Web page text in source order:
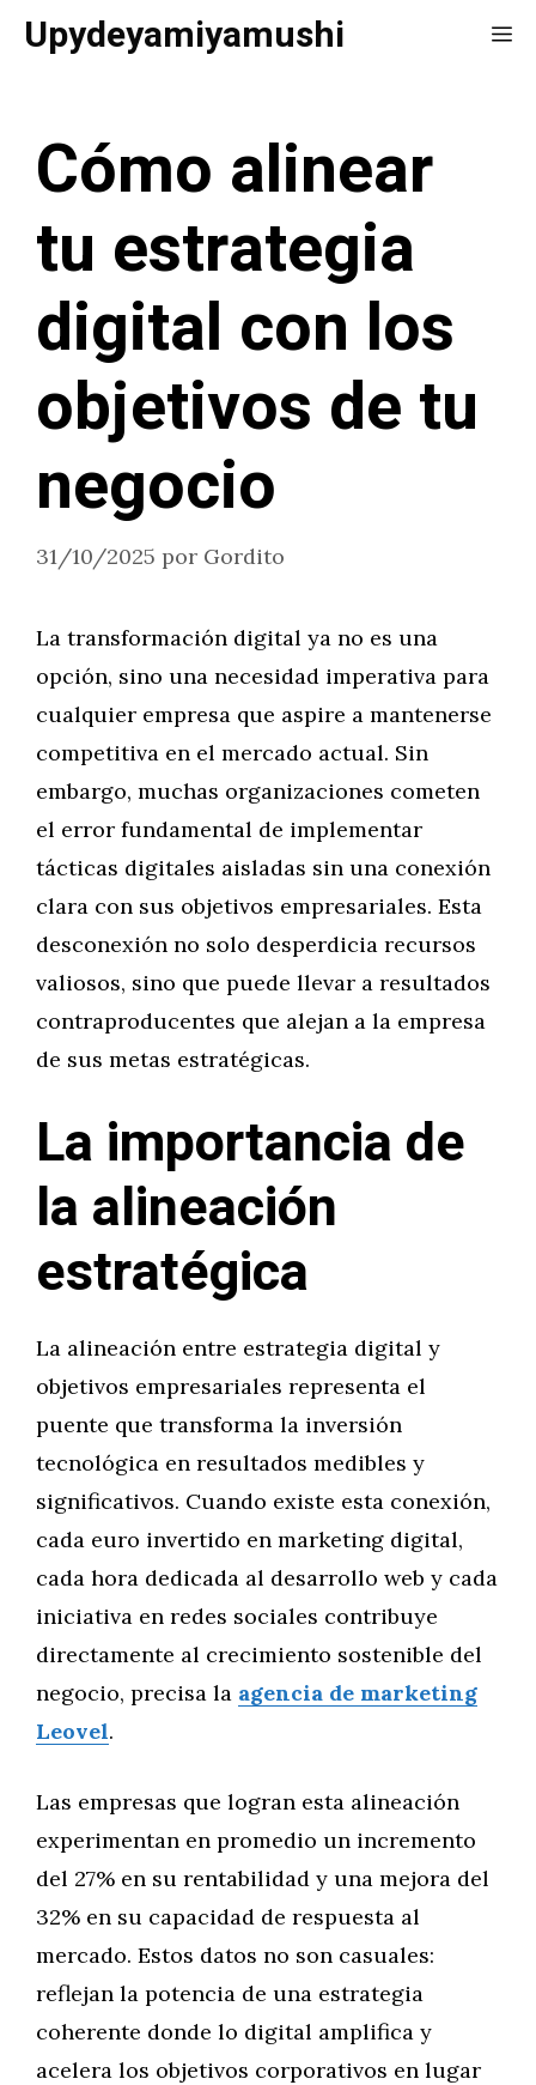
SaltarUpydeyamiyamushi
Cómo alinear
tu estrategia
digital con los
objetivos de tu
negocio
31/10/2025 por Gordito
La transformación digital ya no es una
opción, sino una necesidad imperativa para
cualquier empresa que aspire a mantenerse
competitiva en el mercado actual. Sin
embargo, muchas organizaciones cometen
el error fundamental de implementar
tácticas digitales aisladas sin una conexión
clara con sus objetivos empresariales. Esta
desconexión no solo desperdicia recursos
valiosos, sino que puede llevar a resultados
contraproducentes que alejan a la empresa
de sus metas estratégicas.
La importancia de
la alineación
estratégica
La alineación entre estrategia digital y
objetivos empresariales representa el
puente que transforma la inversión
tecnológica en resultados medibles y
significativos. Cuando existe esta conexión,
cada euro invertido en marketing digital,
cada hora dedicada al desarrollo web y cada
iniciativa en redes sociales contribuye
directamente al crecimiento sostenible del
negocio, precisa la agencia de marketing
Leovel.
Las empresas que logran esta alineación
experimentan en promedio un incremento
del 27% en su rentabilidad y una mejora del
32% en su capacidad de respuesta al
mercado. Estos datos no son casuales:
reflejan la potencia de una estrategia
coherente donde lo digital amplifica y
acelera los objetivos corporativos en lugar